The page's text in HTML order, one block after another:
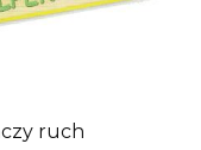
ruch